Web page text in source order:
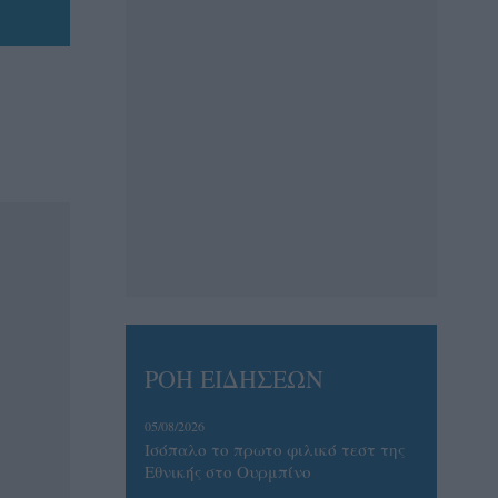
ΡΟΗ ΕΙΔΗΣΕΩΝ
05/08/2026
Ισόπαλο το πρωτο φιλικό τεστ της
Εθνικής στο Ουρμπίνο